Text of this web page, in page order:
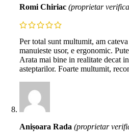
Romi Chiriac (proprietar
Per total sunt multumit, am
manuieste usor, e ergonomic.
Arata mai bine in realitate decat
asteptarilor. Foarte multumit,
Anișoara Rada (proprietar